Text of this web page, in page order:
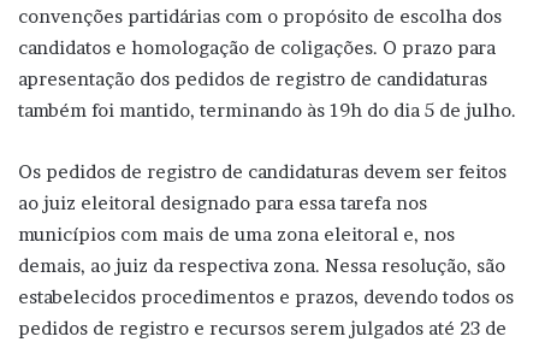
convenções partidárias com o propósito de escolha dos
candidatos e homologação de coligações. O prazo para
apresentação dos pedidos de registro de candidaturas
também foi mantido, terminando às 19h do dia 5 de julho.
Os pedidos de registro de candidaturas devem ser feitos
ao juiz eleitoral designado para essa tarefa nos
municípios com mais de uma zona eleitoral e, nos
demais, ao juiz da respectiva zona. Nessa resolução, são
estabelecidos procedimentos e prazos, devendo todos os
pedidos de registro e recursos serem julgados até 23 de